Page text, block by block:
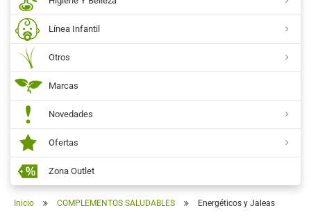
Línea Infantil
Otros
Marcas
Novedades
Ofertas
Zona Outlet
Inicio COMPLEMENTOS SALUDABLES Energéticos y Jaleas